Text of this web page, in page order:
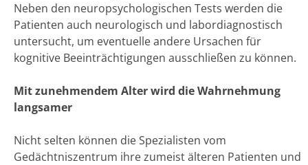
Neben den neuropsychologischen Tests werden die
Patienten auch neurologisch und labordiagnostisch
untersucht, um eventuelle andere Ursachen für
kognitive Beeinträchtigungen ausschließen zu können.
Mit zunehmendem Alter wird die Wahrnehmung
langsamer
Nicht selten können die Spezialisten vom
Gedächtniszentrum ihre zumeist älteren Patienten und